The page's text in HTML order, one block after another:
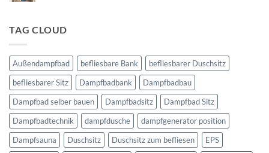
TAG CLOUD
Außendampfbad befliesbare Bank
befliesbarer Duschsitz
befliesbarer Sitz
Dampfbadbank
Dampfbadbau
Dampfbad selber bauen
Dampfbadsitz
Dampfbad Sitz
Dampfbadtechnik
dampfdusche
dampfgenerator position
Dampfsauna
Duschsitz Duschsitz zum befliesen
EPS